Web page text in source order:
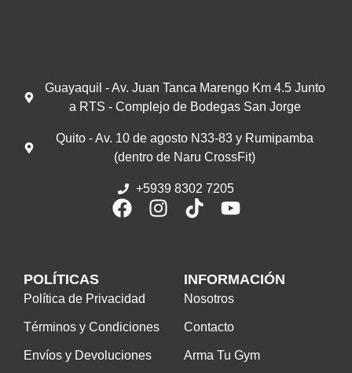
Guayaquil - Av. Juan Tanca Marengo Km 4.5 Junto
a RTS - Complejo de Bodegas San Jorge
Quito - Av. 10 de agosto N33-83 y Rumipamba
(dentro de Naru CrossFit)
+5939 8302 7205
POLÍTICAS
Política de Privacidad
Términos y Condiciones
Envíos y Devoluciones
INFORMACIÓN
Nosotros
Contacto
Arma Tu Gym